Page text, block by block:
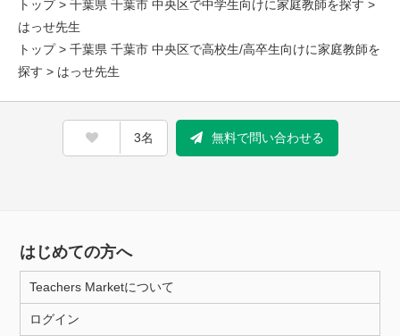
トップ> 千葉県 千葉市 中央区で中学生向けに家庭教師を探す >
はっせ先生
トップ> 千葉県 千葉市 中央区で高校生/高卒生向けに家庭教師を
探す > はっせ先生
3名 無料で問い合わせる
はじめての方へ
Teachers Marketについて
ログイン